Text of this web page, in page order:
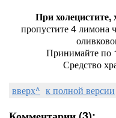
При холецистите,
пропустите 4 лимона
Принимайте по
Средство
вверх^ к полной версии